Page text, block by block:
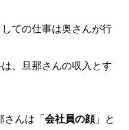
ての仕事は奥さんが行
、旦那さんの収入とす
んは「 会社員の顔」と